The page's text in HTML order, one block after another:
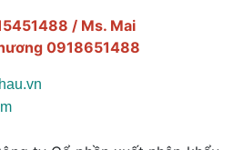
/ Ms. Mai
0918651488